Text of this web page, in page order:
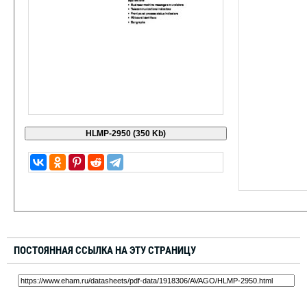
ПОСТОЯННАЯ ССЫЛКА НА ЭТУ СТРАНИЦУ